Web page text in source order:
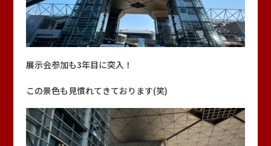
展示会参加も3年目に突入！
この景色も見慣れてきております(笑)